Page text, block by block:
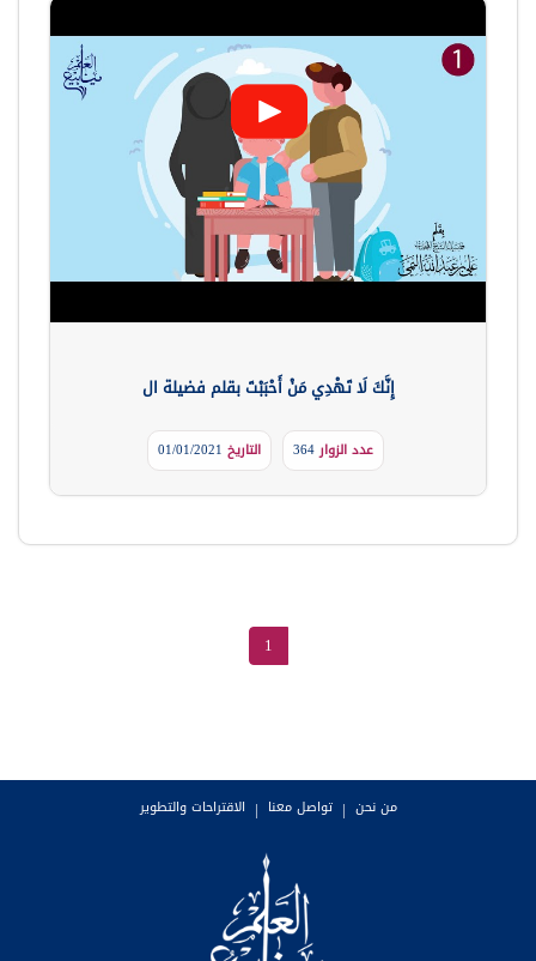
إِنَّكَ لَا تَهْدِي مَنْ أَحْبَبْتَ بقلم فضيلة ال
عدد الزوار364 التاريخ
1
من نحن | تواصل معنا | الاقتراحات والتطوير